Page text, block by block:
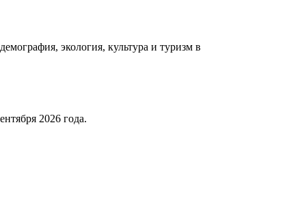
экология, культура и туризм в
2026 года.